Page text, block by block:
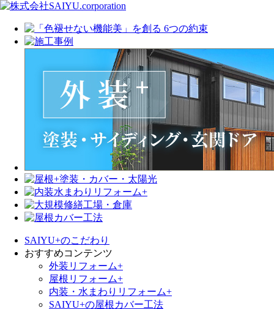
SAIYU+のこだわり
おすすめコンテンツ
外装リフォーム+
屋根リフォーム+
内装・水まわりリフォーム+
SAIYU+の屋根カバー工法